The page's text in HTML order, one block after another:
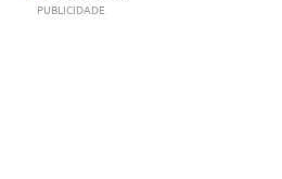
PUBLICIDADE